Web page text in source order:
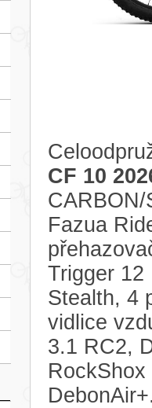
CF 10
Fazua
Trigger 12
Stealth, 4
vidlice
3.1 RC2,